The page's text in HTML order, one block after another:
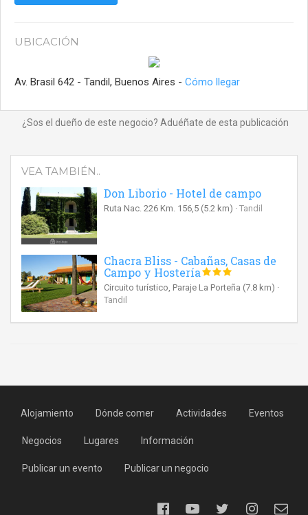
UBICACIÓN
Av. Brasil 642 - Tandil, Buenos Aires - Cómo llegar
¿Sos el dueño de este negocio? Aduéñate de esta publicación
VEA TAMBIÉN..
Don Liborio - Hotel de campo
Ruta Nac. 226 Km. 156,5 (5.2 km) Tandil
Chacra Bliss - Cabañas, Casas de
Campo y Hostería
Circuito turístico, Paraje La Porteña (7.8 km)
Tandil
Alojamiento Dónde comer Actividades Eventos
Negocios Lugares Información
Publicar un evento Publicar un negocio